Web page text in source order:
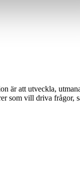
är att utveckla,
som vill driva frågor,